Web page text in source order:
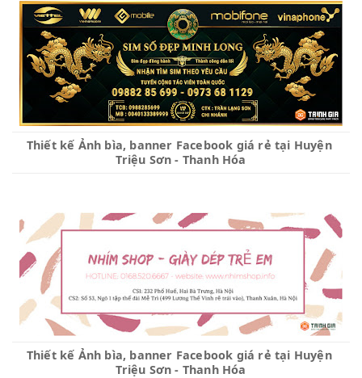
Thiết kế Ảnh bìa, banner Facebook giá rẻ tại Huyện
Triệu Sơn - Thanh Hóa
Thiết kế Ảnh bìa, banner Facebook giá rẻ tại Huyện
Triệu Sơn - Thanh Hóa